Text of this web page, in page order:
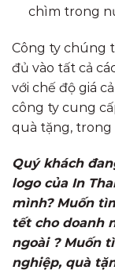
chìm trong
Công ty chúng
đủ vào tất cả
với chế độ giá
công ty cung
quà tặng, trong
Quý khách
logo của In
mình? Muốn
tết cho doanh
ngoài ? Muốn
nghiệp, quà